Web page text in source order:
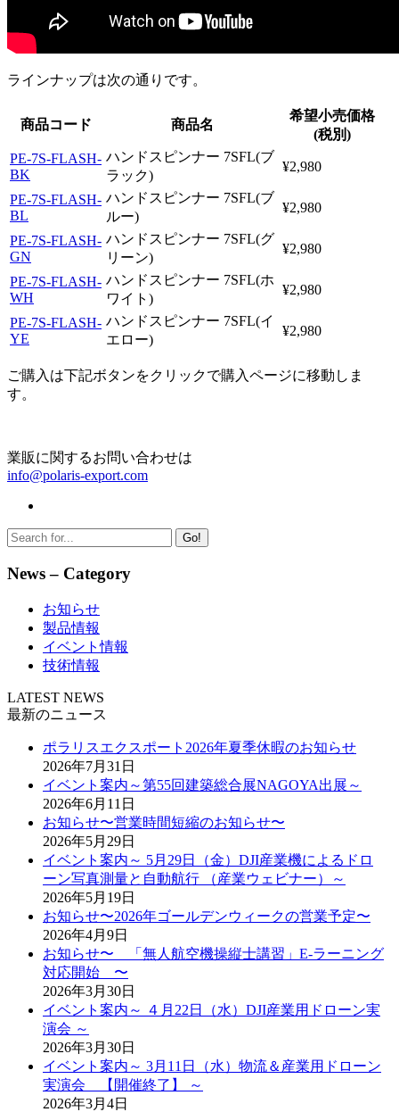
ラインナップは次の通りです。
商品コード 商品名
希望小売価格
(税別)
PE-7S-FLASH-
BK
ハンドスピンナー 7SFL(ブ
ラック)
¥2,980
PE-7S-FLASH-
BL
ハンドスピンナー 7SFL(ブ
ルー)
¥2,980
PE-7S-FLASH-
GN
ハンドスピンナー 7SFL(グ
リーン)
¥2,980
PE-7S-FLASH-
WH
ハンドスピンナー 7SFL(ホ
ワイト)
¥2,980
PE-7S-FLASH-
YE
ハンドスピンナー 7SFL(イ
エロー)
¥2,980
ご購入は下記ボタンをクリックで購入ページに移動しま
す。
業販に関するお問い合わせは
info@polaris-export.com
Go!
News – Category
お知らせ
製品情報
イベント情報
技術情報
LATEST NEWS
最新のニュース
ポラリスエクスポート2026年夏季休暇のお知らせ
2026年7月31日
イベント案内～第55回建築総合展NAGOYA出展～
2026年6月11日
お知らせ〜営業時間短縮のお知らせ〜
2026年5月29日
イベント案内～ 5月29日（金）DJI産業機によるドロ
ーン写真測量と自動航行 （産業ウェビナー）～
2026年5月19日
お知らせ〜2026年ゴールデンウィークの営業予定〜
2026年4月9日
お知らせ〜 「無人航空機操縦士講習」E-ラーニング
対応開始 〜
2026年3月30日
イベント案内～ ４月22日（水）DJI産業用ドローン実
演会 ～
2026年3月30日
イベント案内～ 3月11日（水）物流＆産業用ドローン
実演会 【開催終了】 ～
2026年3月4日